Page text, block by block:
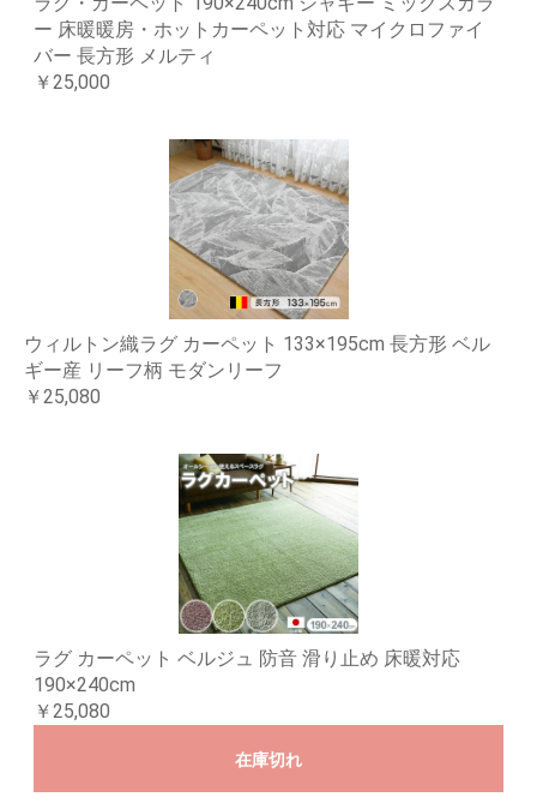
ー 床暖暖房・ホットカーペット対応 マイクロファイ
バー 長方形 メルティ
￥25,000
ウィルトン織ラグ カーペット 133×195cm 長方形 ベル
ギー産 リーフ柄 モダンリーフ
￥25,080
ラグ カーペット ベルジュ 防音 滑り止め 床暖対応
190×240cm
￥25,080
在庫切れ